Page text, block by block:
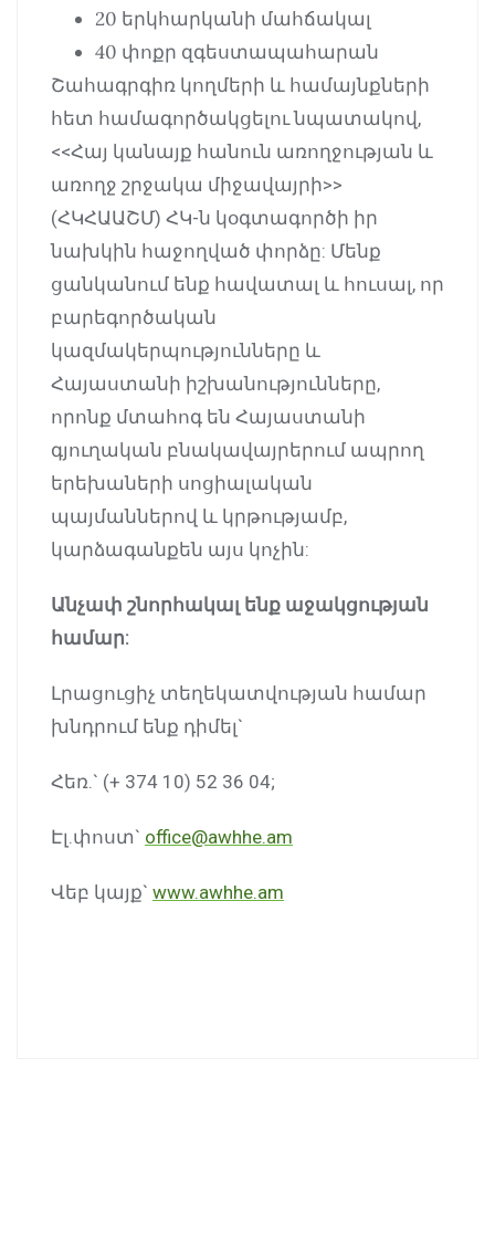
20 երկհարկանի մահճակալ
40 փոքր զգեստապահարան
Շահագրգիռ կողմերի և համայնքների
հետ համագործակցելու նպատակով,
<<Հայ կանայք հանուն առողջության և
առողջ շրջակա միջավայրի>>
(ՀԿՀԱԱՇՄ) ՀԿ-ն կօգտագործի իր
նախկին հաջողված փորձը: Մենք
ցանկանում ենք հավատալ և հուսալ, որ
բարեգործական
կազմակերպությունները և
Հայաստանի իշխանությունները,
որոնք մտահոգ են Հայաստանի
գյուղական բնակավայրերում ապրող
երեխաների սոցիալական
պայմաններով և կրթությամբ,
կարձագանքեն այս կոչին:
Անչափ շնորհակալ ենք աջակցության
համար:
Լրացուցիչ տեղեկատվության համար
խնդրում ենք դիմել`
Հեռ.` (+ 374 10) 52 36 04;
Էլ.փոստ` office@awhhe.am
Վեբ կայք` www.awhhe.am